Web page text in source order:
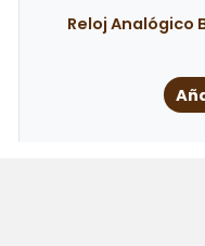
Reloj Analógico